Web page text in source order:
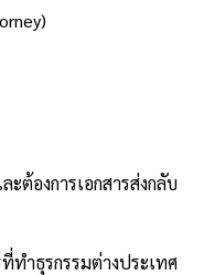
ต้องการเอกสารส่งกลับ
ทำธุรกรรมต่างประเทศ